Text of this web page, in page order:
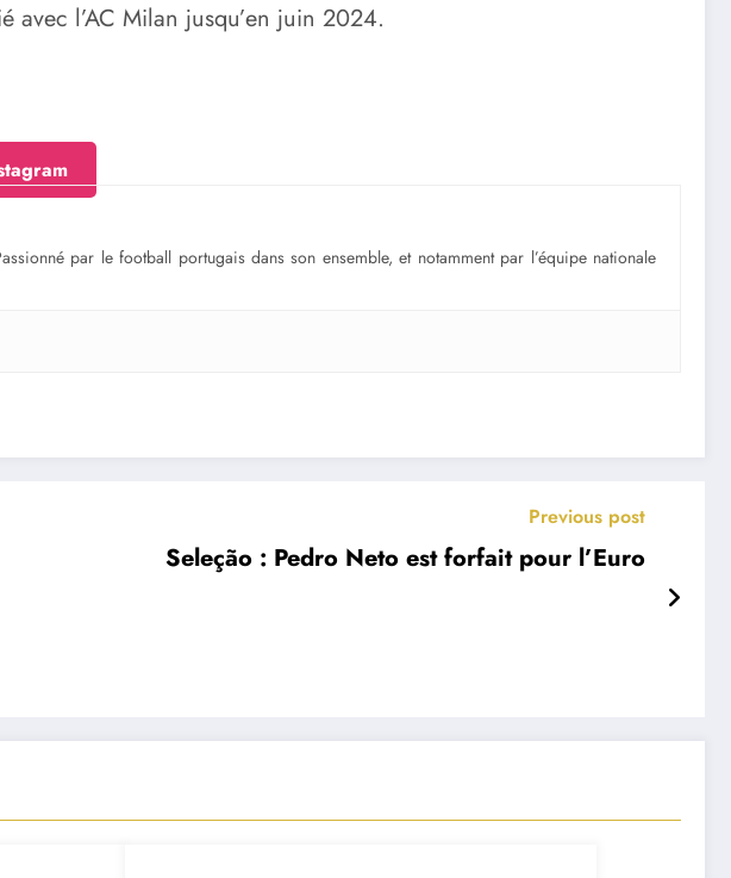
avec l’AC Milan jusqu’en juin 2024.
par le football portugais dans son ensemble, et notamment par l’équipe nationale
Previous post
Seleção : Pedro Neto est forfait pour l’Euro